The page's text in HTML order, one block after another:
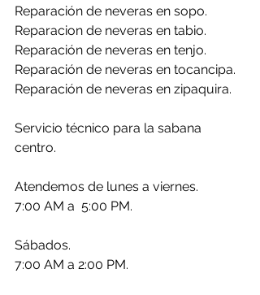
Reparación de neveras en sopo.
Reparacion de neveras en tabio.
Reparación de neveras en tenjo.
Reparación de neveras en tocancipa.
Reparación de neveras en zipaquira.
Servicio técnico para la sabana
centro.
Atendemos de lunes a viernes.
7:00 AM a  5:00 PM.
Sábados.
7:00 AM a 2:00 PM.